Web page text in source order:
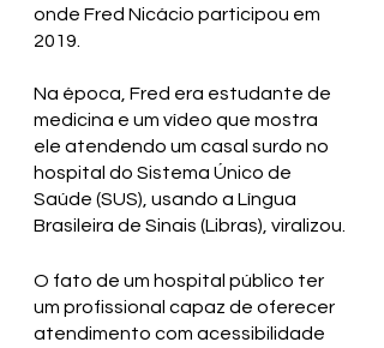
onde Fred Nicácio participou em
2019.
Na época, Fred era estudante de
medicina e um vídeo que mostra
ele atendendo um casal surdo no
hospital do Sistema Único de
Saúde (SUS), usando a Língua
Brasileira de Sinais (Libras), viralizou.
O fato de um hospital público ter
um profissional capaz de oferecer
atendimento com acessibilidade